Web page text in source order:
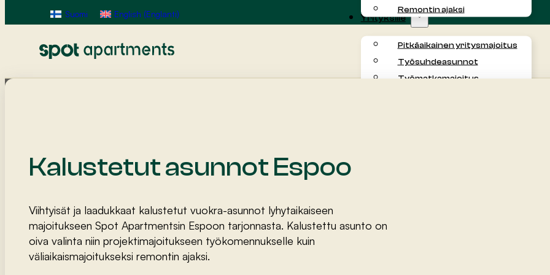
Suomi English (Englanti) Remontin ajaksi
Yrityksille
Pitkäaikainen yritysmajoitus
Työsuhdeasunnot
Työmatkamajoitus
Kalustetut asunnot Espoo
Viihtyisät ja laadukkaat kalustetut vuokra-asunnot lyhytaikaiseen
majoitukseen Spot Apartmentsin Espoon tarjonnasta. Kalustettu asunto on
oiva valinta niin projektimajoitukseen työkomennukselle kuin
väliaikaismajoitukseksi remontin ajaksi.